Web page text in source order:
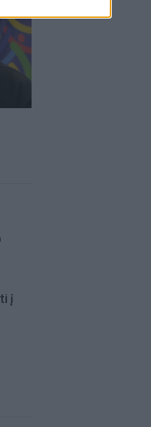
į